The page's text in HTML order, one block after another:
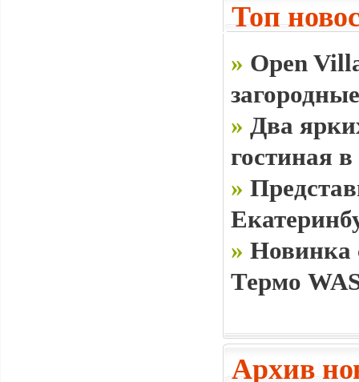
Топ
» Open
» Два
гостиная
»
» Новинка
Термо
Архив